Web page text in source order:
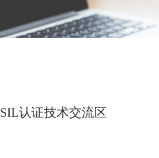
SIL认证技术交流区